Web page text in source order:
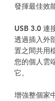
發揮最佳效
USB 3.0 連
透過插入外
置之間共用
您的個人雲
它。
增強整個家